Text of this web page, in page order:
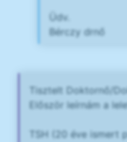
Üdv.
Bérczy drnő
Tisztelt Doktornő/
Először leírnám a
TSH (20 éve ismert